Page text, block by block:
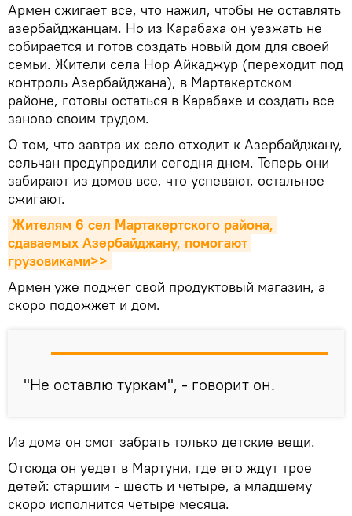
Армен сжигает все, что нажил, чтобы не оставлять
азербайджанцам. Но из Карабаха он уезжать не
собирается и готов создать новый дом для своей
семьи. Жители села Нор Айкаджур (переходит под
контроль Азербайджана), в Мартакертском
районе, готовы остаться в Карабахе и создать все
заново своим трудом.
О том, что завтра их село отходит к Азербайджану,
сельчан предупредили сегодня днем. Теперь они
забирают из домов все, что успевают, остальное
сжигают.
Жителям 6 сел Мартакертского района,
сдаваемых Азербайджану, помогают
грузовиками>>
Армен уже поджег свой продуктовый магазин, а
скоро подожжет и дом.
"Не оставлю туркам", - говорит он.
Из дома он смог забрать только детские вещи.
Отсюда он уедет в Мартуни, где его ждут трое
детей: старшим - шесть и четыре, а младшему
скоро исполнится четыре месяца.